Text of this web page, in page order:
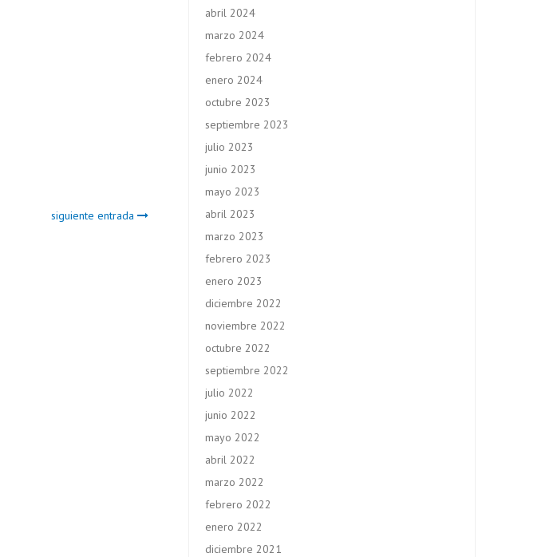
siguiente entrada
abril 2024
marzo 2024
febrero 2024
enero 2024
octubre 2023
septiembre 2023
julio 2023
junio 2023
mayo 2023
abril 2023
marzo 2023
febrero 2023
enero 2023
diciembre 2022
noviembre 2022
octubre 2022
septiembre 2022
julio 2022
junio 2022
mayo 2022
abril 2022
marzo 2022
febrero 2022
enero 2022
diciembre 2021